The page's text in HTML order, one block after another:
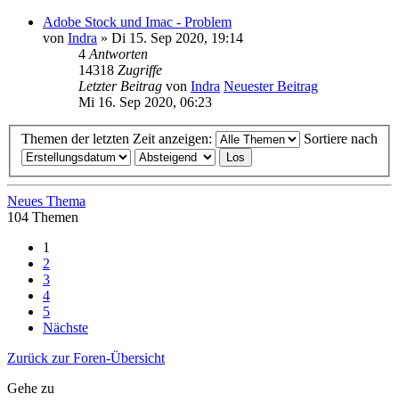
Adobe Stock und Imac - Problem
von Indra » Di 15. Sep 2020, 19:14
4 Antworten
14318 Zugriffe
Letzter Beitrag von Indra Neuester Beitrag
Mi 16. Sep 2020, 06:23
Themen der letzten Zeit anzeigen: Sortiere nach
Neues Thema
104 Themen
1
2
3
4
5
Nächste
Zurück zur Foren-Übersicht
Gehe zu